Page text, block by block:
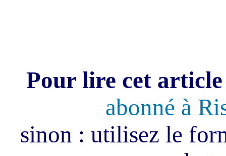
Pour lire cet
abonné à
sinon : utilisez le